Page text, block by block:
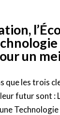
un
que les trois
futur sont :